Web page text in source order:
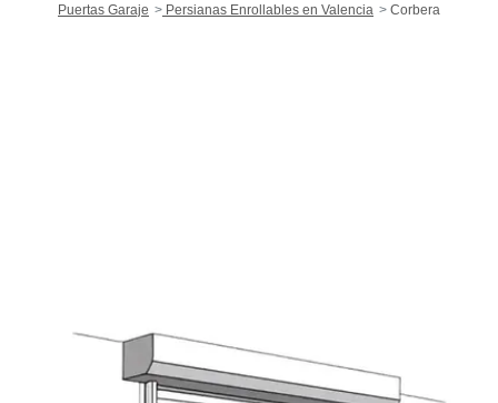
Puertas Garaje Persianas Enrollables en Valencia Corbera